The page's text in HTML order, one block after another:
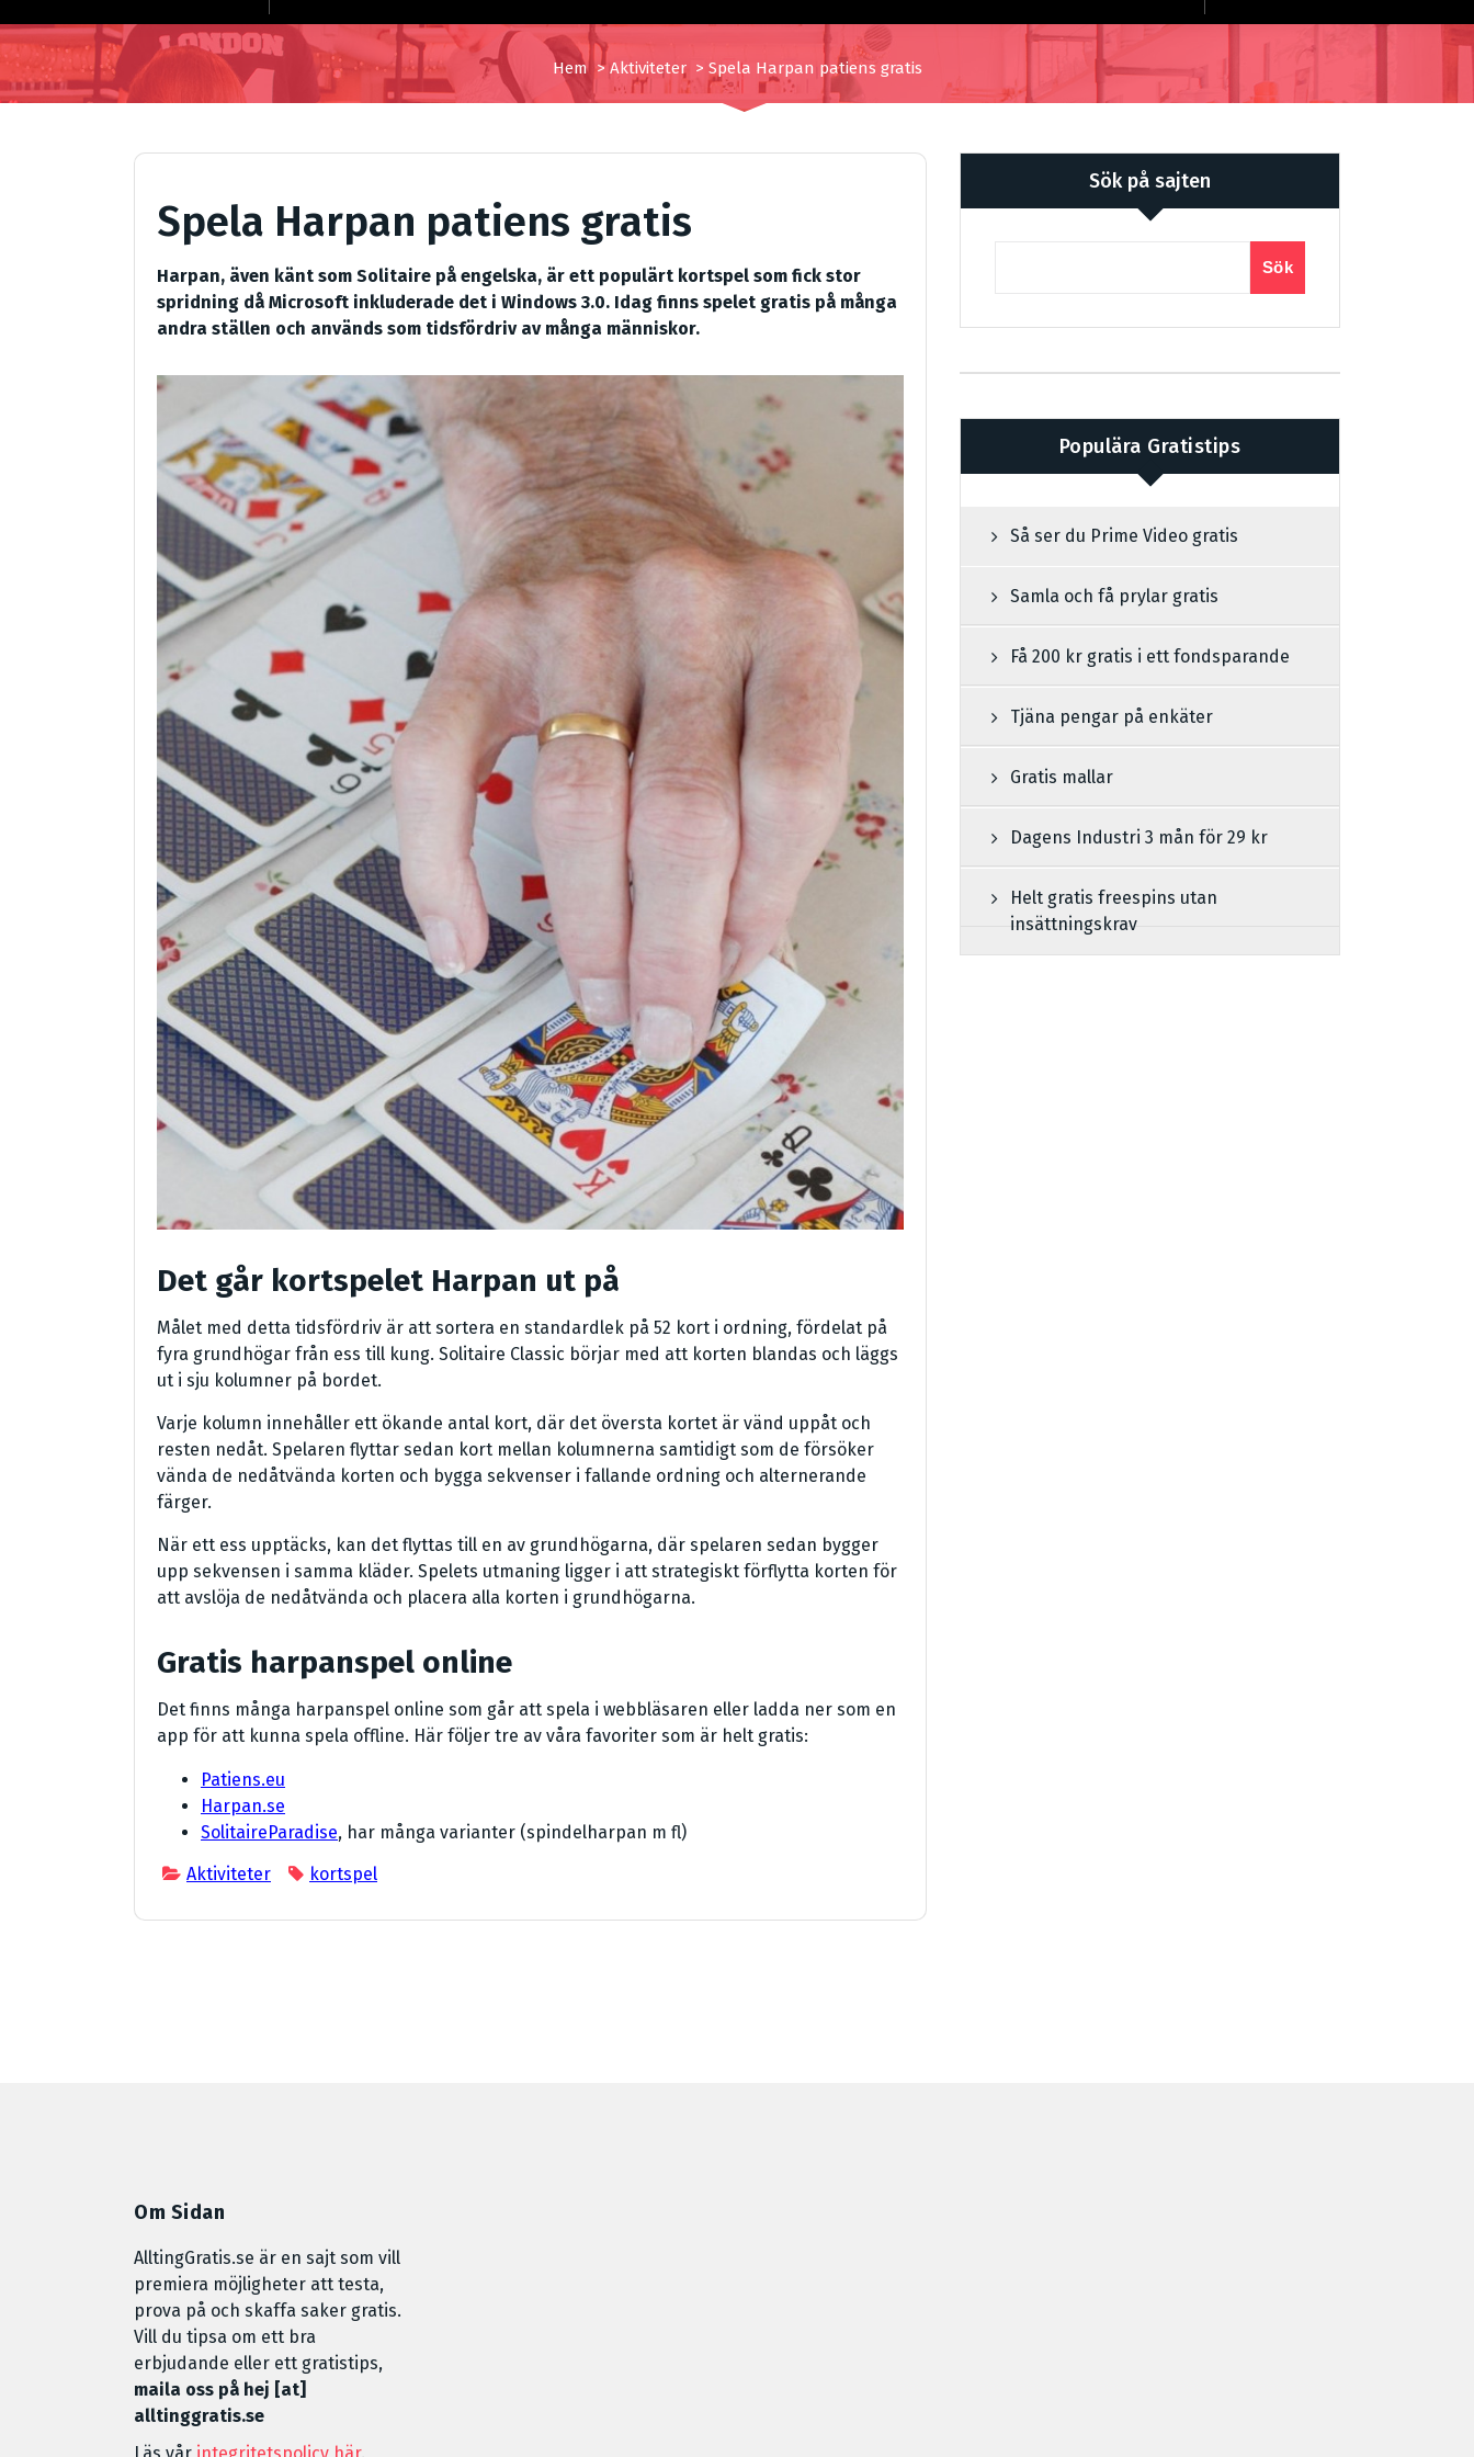
Hem>Aktiviteter> Spela Harpan patiens gratis
Spela Harpan patiens gratis
Harpan, även känt som Solitaire på engelska, är ett populärt kortspel som fick stor
spridning då Microsoft inkluderade det i Windows 3.0. Idag finns spelet gratis på många
andra ställen och används som tidsfördriv av många människor.
Det går kortspelet Harpan ut på
Målet med detta tidsfördriv är att sortera en standardlek på 52 kort i ordning, fördelat på
fyra grundhögar från ess till kung. Solitaire Classic börjar med att korten blandas och läggs
ut i sju kolumner på bordet.
Varje kolumn innehåller ett ökande antal kort, där det översta kortet är vänd uppåt och
resten nedåt. Spelaren flyttar sedan kort mellan kolumnerna samtidigt som de försöker
vända de nedåtvända korten och bygga sekvenser i fallande ordning och alternerande
färger.
När ett ess upptäcks, kan det flyttas till en av grundhögarna, där spelaren sedan bygger
upp sekvensen i samma kläder. Spelets utmaning ligger i att strategiskt förflytta korten för
att avslöja de nedåtvända och placera alla korten i grundhögarna.
Gratis harpanspel online
Det finns många harpanspel online som går att spela i webbläsaren eller ladda ner som en
app för att kunna spela offline. Här följer tre av våra favoriter som är helt gratis:
Patiens.eu
Harpan.se
SolitaireParadise, har många varianter (spindelharpan m fl)
Aktiviteter
kortspel
Sök på sajten
Sök
Populära Gratistips
Så ser du Prime Video gratis
Samla och få prylar gratis
Få 200 kr gratis i ett fondsparande
Tjäna pengar på enkäter
Gratis mallar
Dagens Industri 3 mån för 29 kr
Helt gratis freespins utan
insättningskrav
Om Sidan
AlltingGratis.se är en sajt som vill
premiera möjligheter att testa,
prova på och skaffa saker gratis.
Vill du tipsa om ett bra
erbjudande eller ett gratistips,
maila oss på hej [at]
alltinggratis.se